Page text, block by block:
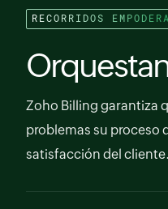
RECORRIDOS
Zoho Billing garantiza
problemas su proceso
satisfacción del cliente.